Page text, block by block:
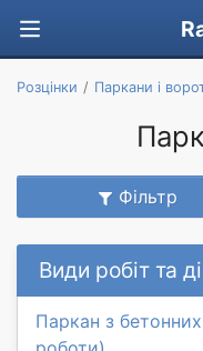
Розцінки Паркани і
Фільтр
Види робіт та
Паркан з